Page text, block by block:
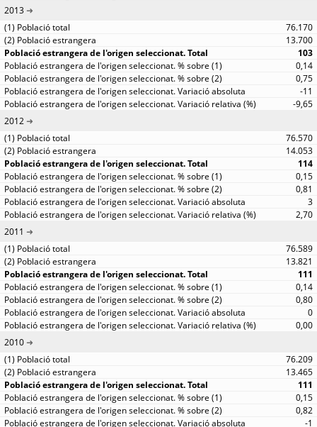
2013
76.170
13.700
103
0,14
0,75
-11
-9,65
2012
76.570
14.053
114
0,15
0,81
3
2,70
2011
76.589
13.821
111
0,14
0,80
0
0,00
2010
76.209
13.465
111
0,15
0,82
-1